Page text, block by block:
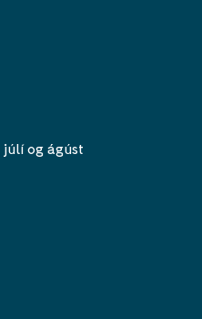
og ágúst